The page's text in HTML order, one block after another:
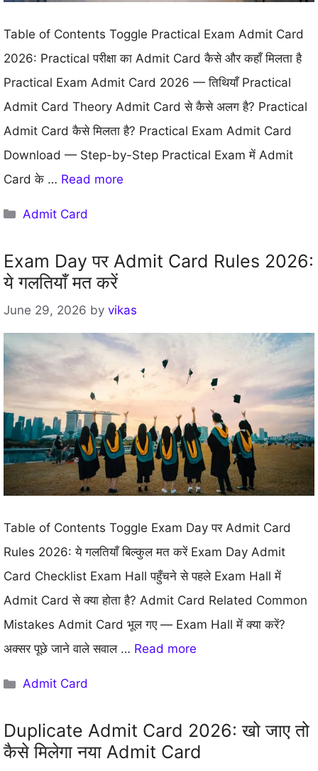
Table of Contents Toggle Practical Exam Admit Card
2026: Practical परीक्षा का Admit Card कैसे और कहाँ मिलता है
Practical Exam Admit Card 2026 — तिथियाँ Practical
Admit Card Theory Admit Card से कैसे अलग है? Practical
Admit Card कैसे मिलता है? Practical Exam Admit Card
Download — Step-by-Step Practical Exam में Admit
Card के … Read more
Categories
Admit Card
Exam Day पर Admit Card Rules 2026:
ये गलतियाँ मत करें
June 29, 2026 by vikas
Table of Contents Toggle Exam Day पर Admit Card
Rules 2026: ये गलतियाँ बिल्कुल मत करें Exam Day Admit
Card Checklist Exam Hall पहुँचने से पहले Exam Hall में
Admit Card से क्या होता है? Admit Card Related Common
Mistakes Admit Card भूल गए — Exam Hall में क्या करें?
अक्सर पूछे जाने वाले सवाल … Read more
Categories
Admit Card
Duplicate Admit Card 2026: खो जाए तो
कैसे मिलेगा नया Admit Card